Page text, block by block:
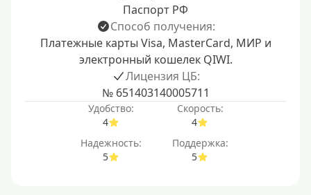
Паспорт РФ
Способ получения:
Платежные карты Visa, MasterCard, МИР и
электронный кошелек QIWI.
Лицензия ЦБ:
№ 651403140005711
Удобство:
4
Скорость:
4
Надежность:
5
Поддержка:
5